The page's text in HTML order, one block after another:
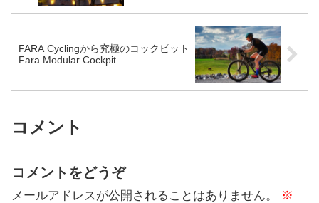
FARA Cyclingから究極のコックピット
Fara Modular Cockpit
コメント
コメントをどうぞ
メールアドレスが公開されることはありません。
※